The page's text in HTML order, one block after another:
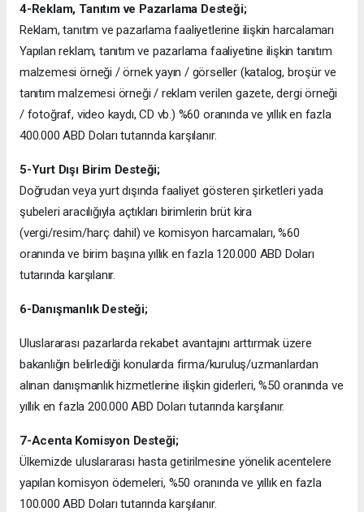
4-Reklam, Tanıtım ve Pazarlama Desteği;
Reklam, tanıtım ve pazarlama faaliyetlerine ilişkin harcalamarı
Yapılan reklam, tanıtım ve pazarlama faaliyetine ilişkin tanıtım
malzemesi örneği / örnek yayın / görseller (katalog, broşür ve
tanıtım malzemesi örneği / reklam verilen gazete, dergi örneği
/ fotoğraf, video kaydı, CD vb.) %60 oranında ve yıllık en fazla
400.000 ABD Doları tutarında karşılanır.
5-Yurt Dışı Birim Desteği;
Doğrudan veya yurt dışında faaliyet gösteren şirketleri yada
şubeleri aracılığıyla açtıkları birimlerin brüt kira
(vergi/resim/harç dahil) ve komisyon harcamaları, %60
oranında ve birim başına yıllık en fazla 120.000 ABD Doları
tutarında karşılanır.
6-Danışmanlık Desteği;
Uluslararası pazarlarda rekabet avantajını arttırmak üzere
bakanlığın belirlediği konularda firma/kuruluş/uzmanlardan
alınan danışmanlık hizmetlerine ilişkin giderleri, %50 oranında ve
yıllık en fazla 200.000 ABD Doları tutarında karşılanır.
7-Acenta Komisyon Desteği;
Ülkemizde uluslararası hasta getirilmesine yönelik acentelere
yapılan komisyon ödemeleri, %50 oranında ve yıllık en fazla
100.000 ABD Doları tutarında karşılanır.